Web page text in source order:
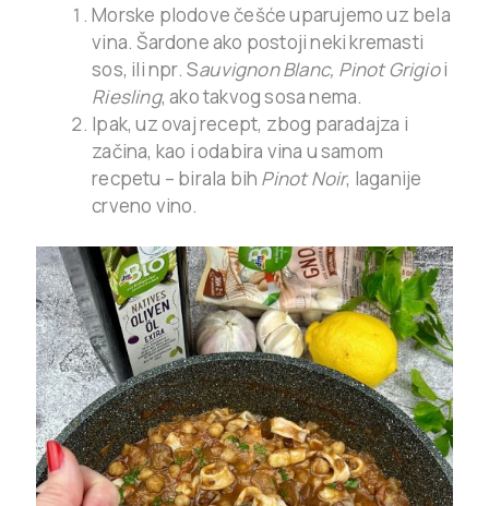
Morske plodove češće uparujemo uz bela
vina. Šardone ako postoji neki kremasti
sos, ili npr. Sauvignon Blanc, Pinot Grigioi
Riesling, ako takvog sosa nema.
Ipak, uz ovaj recept, zbog paradajza i
začina, kao i odabira vina u samom
recpetu – birala bih Pinot Noir, laganije
crveno vino.